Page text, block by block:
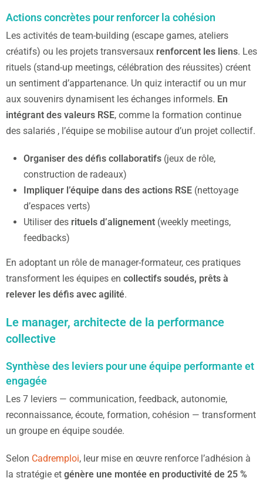
Actions concrètes pour renforcer la cohésion
Les activités de team-building (escape games, ateliers
créatifs) ou les projets transversaux renforcent les liens. Les
rituels (stand-up meetings, célébration des réussites) créent
un sentiment d’appartenance. Un quiz interactif ou un mur
aux souvenirs dynamisent les échanges informels. En
intégrant des valeurs RSE, comme la formation continue
des salariés , l’équipe se mobilise autour d’un projet collectif.
Organiser des défis collaboratifs (jeux de rôle,
construction de radeaux)
Impliquer l’équipe dans des actions RSE (nettoyage
d’espaces verts)
Utiliser des rituels d’alignement (weekly meetings,
feedbacks)
En adoptant un rôle de manager-formateur, ces pratiques
transforment les équipes en collectifs soudés, prêts à
relever les défis avec agilité.
Le manager, architecte de la performance
collective
Synthèse des leviers pour une équipe performante et
engagée
Les 7 leviers — communication, feedback, autonomie,
reconnaissance, écoute, formation, cohésion — transforment
un groupe en équipe soudée.
Selon Cadremploi, leur mise en œuvre renforce l’adhésion à
la stratégie et génère une montée en productivité de 25 %